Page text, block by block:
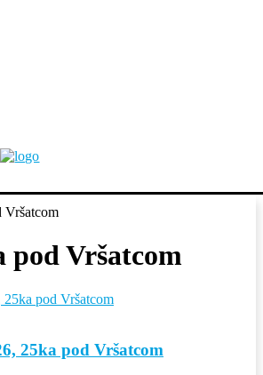
Vršatcom
pod Vršatcom
25ka pod Vršatcom